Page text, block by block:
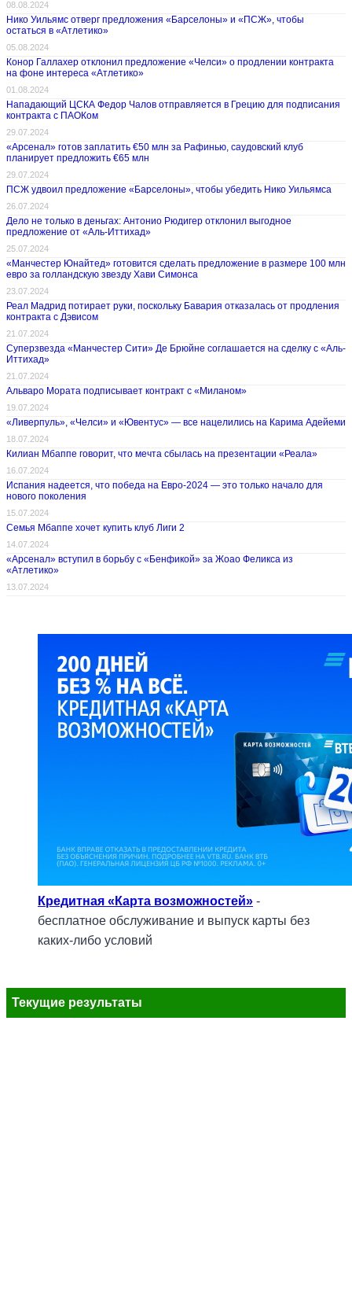
08.08.2024
Нико Уильямс отверг предложения «Барселоны» и «ПСЖ», чтобы
остаться в «Атлетико»
05.08.2024
Конор Галлахер отклонил предложение «Челси» о продлении контракта
на фоне интереса «Атлетико»
01.08.2024
Нападающий ЦСКА Федор Чалов отправляется в Грецию для подписания
контракта с ПАОКом
29.07.2024
«Арсенал» готов заплатить €50 млн за Рафинью, саудовский клуб
планирует предложить €65 млн
29.07.2024
ПСЖ удвоил предложение «Барселоны», чтобы убедить Нико Уильямса
26.07.2024
Дело не только в деньгах: Антонио Рюдигер отклонил выгодное
предложение от «Аль-Иттихад»
25.07.2024
«Манчестер Юнайтед» готовится сделать предложение в размере 100 млн
евро за голландскую звезду Хави Симонса
23.07.2024
Реал Мадрид потирает руки, поскольку Бавария отказалась от продления
контракта с Дэвисом
21.07.2024
Суперзвезда «Манчестер Сити» Де Брюйне соглашается на сделку с «Аль-
Иттихад»
21.07.2024
Альваро Мората подписывает контракт с «Миланом»
19.07.2024
«Ливерпуль», «Челси» и «Ювентус» — все нацелились на Карима Адейеми
18.07.2024
Килиан Мбаппе говорит, что мечта сбылась на презентации «Реала»
16.07.2024
Испания надеется, что победа на Евро-2024 — это только начало для
нового поколения
15.07.2024
Семья Мбаппе хочет купить клуб Лиги 2
14.07.2024
«Арсенал» вступил в борьбу с «Бенфикой» за Жоао Феликса из
«Атлетико»
13.07.2024
Кредитная «Карта возможностей» -
бесплатное обслуживание и выпуск карты без
каких-либо условий
Текущие результаты